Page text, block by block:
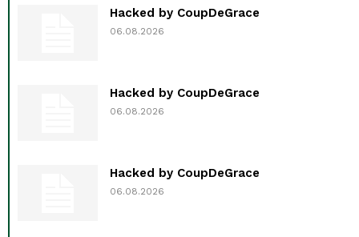
Hacked by CoupDeGrace
06.08.2026
Hacked by CoupDeGrace
06.08.2026
Hacked by CoupDeGrace
06.08.2026